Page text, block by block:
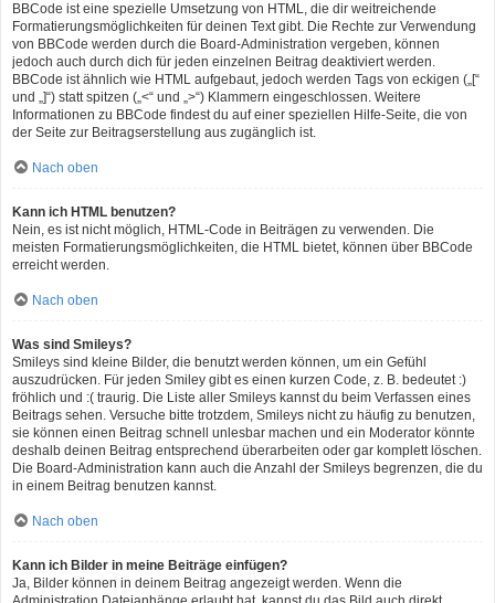
BBCode ist eine spezielle Umsetzung von HTML, die dir weitreichende
Formatierungsmöglichkeiten für deinen Text gibt. Die Rechte zur Verwendung
von BBCode werden durch die Board-Administration vergeben, können
jedoch auch durch dich für jeden einzelnen Beitrag deaktiviert werden.
BBCode ist ähnlich wie HTML aufgebaut, jedoch werden Tags von eckigen („[“
und „]“) statt spitzen („<“ und „>“) Klammern eingeschlossen. Weitere
Informationen zu BBCode findest du auf einer speziellen Hilfe-Seite, die von
der Seite zur Beitragserstellung aus zugänglich ist.
Nach oben
Kann ich HTML benutzen?
Nein, es ist nicht möglich, HTML-Code in Beiträgen zu verwenden. Die
meisten Formatierungsmöglichkeiten, die HTML bietet, können über BBCode
erreicht werden.
Nach oben
Was sind Smileys?
Smileys sind kleine Bilder, die benutzt werden können, um ein Gefühl
auszudrücken. Für jeden Smiley gibt es einen kurzen Code, z. B. bedeutet :)
fröhlich und :( traurig. Die Liste aller Smileys kannst du beim Verfassen eines
Beitrags sehen. Versuche bitte trotzdem, Smileys nicht zu häufig zu benutzen,
sie können einen Beitrag schnell unlesbar machen und ein Moderator könnte
deshalb deinen Beitrag entsprechend überarbeiten oder gar komplett löschen.
Die Board-Administration kann auch die Anzahl der Smileys begrenzen, die du
in einem Beitrag benutzen kannst.
Nach oben
Kann ich Bilder in meine Beiträge einfügen?
Ja, Bilder können in deinem Beitrag angezeigt werden. Wenn die